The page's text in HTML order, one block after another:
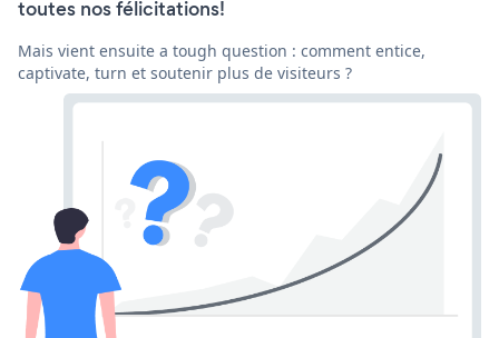
toutes nos félicitations!
Mais vient ensuite a tough question : comment entice,
captivate, turn et soutenir plus de visiteurs ?